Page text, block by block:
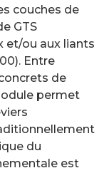
couches de
GTS
et/ou aux liants
Entre
de
permet
du
est